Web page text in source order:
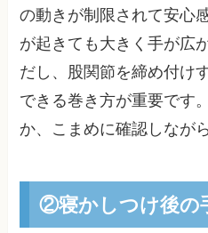
の動きが制限されて安心
が起きても大きく手が広
だし、股関節を締め付け
できる巻き方が重要です
か、こまめに確認しなが
②寝かしつけ後の